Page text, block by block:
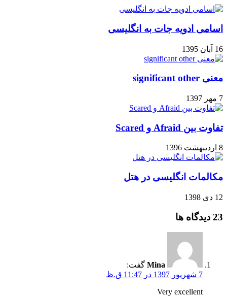
اسامی ادویه جات به انگلیسی
16 آبان 1395
معنی significant other
7 مهر 1397
تفاوت بین Afraid و Scared
8 اردیبهشت 1396
مکالمات انگلیسی در هتل
12 دی 1398
‫23 دیدگاه ها
Mina گفت:
7 شهریور 1397 در 11:47 ق.ظ
Very excellent